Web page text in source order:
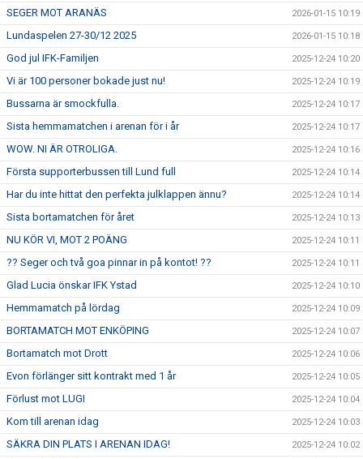
SEGER MOT ARANÄS 2026-01-15 10:19
Lundaspelen 27-30/12 2025 2026-01-15 10:18
God jul IFK-Familjen 2025-12-24 10:20
Vi är 100 personer bokade just nu! 2025-12-24 10:19
Bussarna är smockfulla. 2025-12-24 10:17
Sista hemmamatchen i arenan för i år 2025-12-24 10:17
WOW. NI ÄR OTROLIGA. 2025-12-24 10:16
Första supporterbussen till Lund full 2025-12-24 10:14
Har du inte hittat den perfekta julklappen ännu? 2025-12-24 10:14
Sista bortamatchen för året 2025-12-24 10:13
NU KÖR VI, MOT 2 POÄNG 2025-12-24 10:11
?? Seger och två goa pinnar in på kontot! ?? 2025-12-24 10:11
Glad Lucia önskar IFK Ystad 2025-12-24 10:10
Hemmamatch på lördag 2025-12-24 10:09
BORTAMATCH MOT ENKÖPING 2025-12-24 10:07
Bortamatch mot Drott 2025-12-24 10:06
Evon förlänger sitt kontrakt med 1 år 2025-12-24 10:05
Förlust mot LUGI 2025-12-24 10:04
Kom till arenan idag 2025-12-24 10:03
SÄKRA DIN PLATS I ARENAN IDAG! 2025-12-24 10:02